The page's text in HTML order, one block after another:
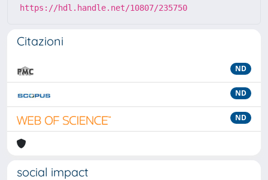
https://hdl.handle.net/10807/235750
Citazioni
ND
ND
ND
social impact